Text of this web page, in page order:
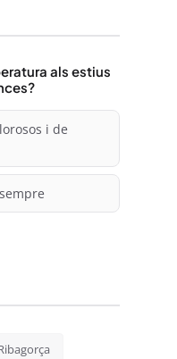
als estius
i de